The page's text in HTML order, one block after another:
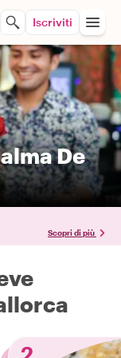
Iscriviti
De
Scopri di più